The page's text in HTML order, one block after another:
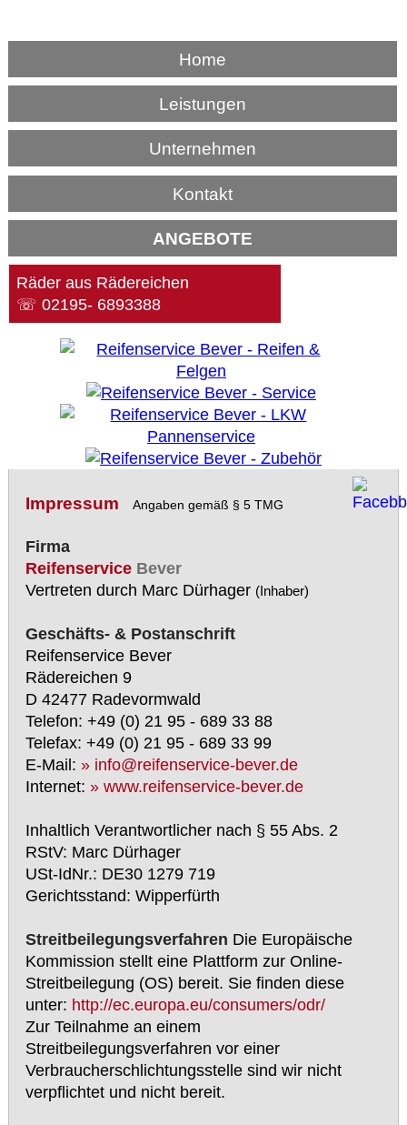
Home
Leistungen
Unternehmen
Kontakt
ANGEBOTE
Räder aus Rädereichen
☏ 02195- 6893388
Impressum Angaben gemäß § 5 TMG
Firma
Reifenservice Bever
Vertreten durch Marc Dürhager (Inhaber)
Geschäfts- & Postanschrift
Reifenservice Bever
Rädereichen 9
D 42477 Radevormwald
Telefon: +49 (0) 21 95 - 689 33 88
Telefax: +49 (0) 21 95 - 689 33 99
E-Mail: » info@reifenservice-bever.de
Internet: » www.reifenservice-bever.de
Inhaltlich Verantwortlicher nach § 55 Abs. 2
RStV: Marc Dürhager
USt-IdNr.: DE30 1279 719
Gerichtsstand: Wipperfürth
Streitbeilegungsverfahren Die Europäische
Kommission stellt eine Plattform zur Online-
Streitbeilegung (OS) bereit. Sie finden diese
unter: http://ec.europa.eu/consumers/odr/
Zur Teilnahme an einem
Streitbeilegungsverfahren vor einer
Verbraucherschlichtungsstelle sind wir nicht
verpflichtet und nicht bereit.